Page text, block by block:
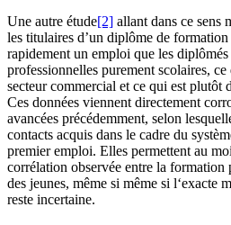
Une autre étude[2] allant dans ce sens
les titulaires d’un diplôme de
rapidement un emploi que les
professionnelles purement scolaires,
secteur commercial et ce qui est plutôt
Ces données viennent directement
avancées précédemment, selon
contacts acquis dans le cadre du
premier emploi. Elles permettent au
corrélation observée entre la formation
des jeunes, même si même si l‘exacte
reste incertaine.